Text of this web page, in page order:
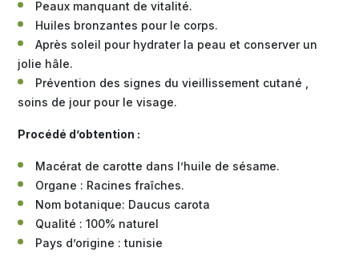
Peaux manquant de vitalité.
Huiles bronzantes pour le corps.
Après soleil pour hydrater la peau et conserver un
jolie hâle.
Prévention des signes du vieillissement cutané ,
soins de jour pour le visage.
Procédé d’obtention :
Macérat de carotte dans l’huile de sésame.
Organe : Racines fraîches.
Nom botanique: Daucus carota
Qualité : 100% naturel
Pays d’origine : tunisie